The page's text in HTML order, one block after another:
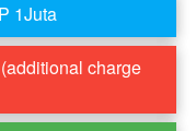
1Juta
charge